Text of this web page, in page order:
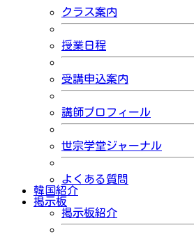
クラス案内
授業日程
受講申込案内
講師プロフィール
世宗学堂ジャーナル
よくある質問
韓国紹介
掲示板
掲示板紹介